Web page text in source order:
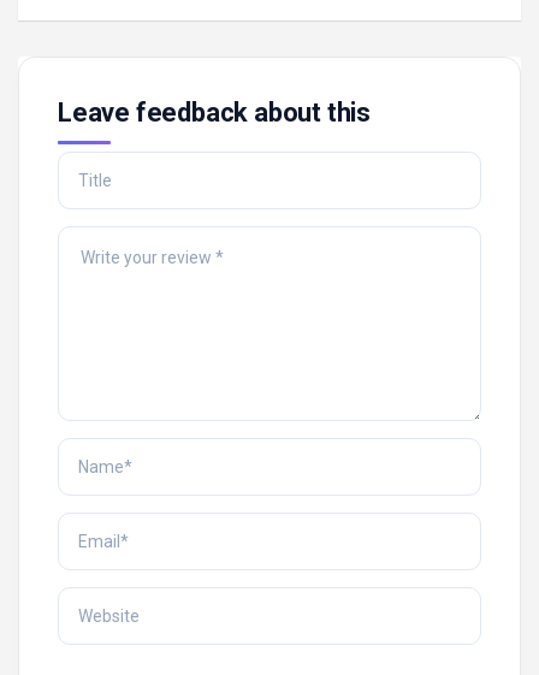
Leave feedback about this